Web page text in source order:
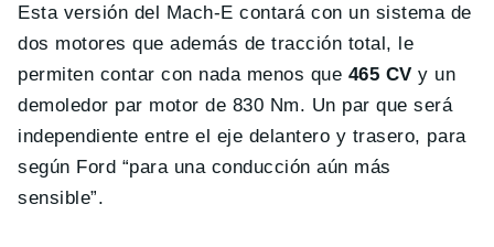
Esta versión del Mach-E contará con un sistema de
dos motores que además de tracción total, le
permiten contar con nada menos que 465 CV y un
demoledor par motor de 830 Nm. Un par que será
independiente entre el eje delantero y trasero, para
según Ford “para una conducción aún más
sensible”.